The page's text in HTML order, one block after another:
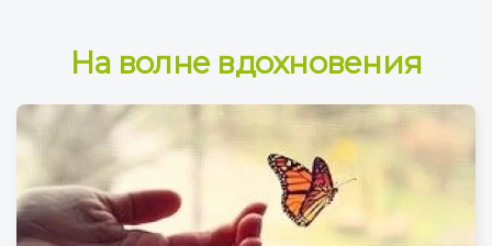
На волне вдохновения